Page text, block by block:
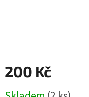
200 Kč